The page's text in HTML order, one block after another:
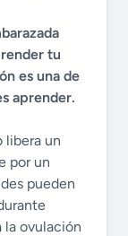
tu
es una de
aprender.
libera un
por un
pueden
la ovulación